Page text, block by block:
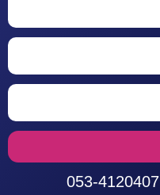
053-4120407